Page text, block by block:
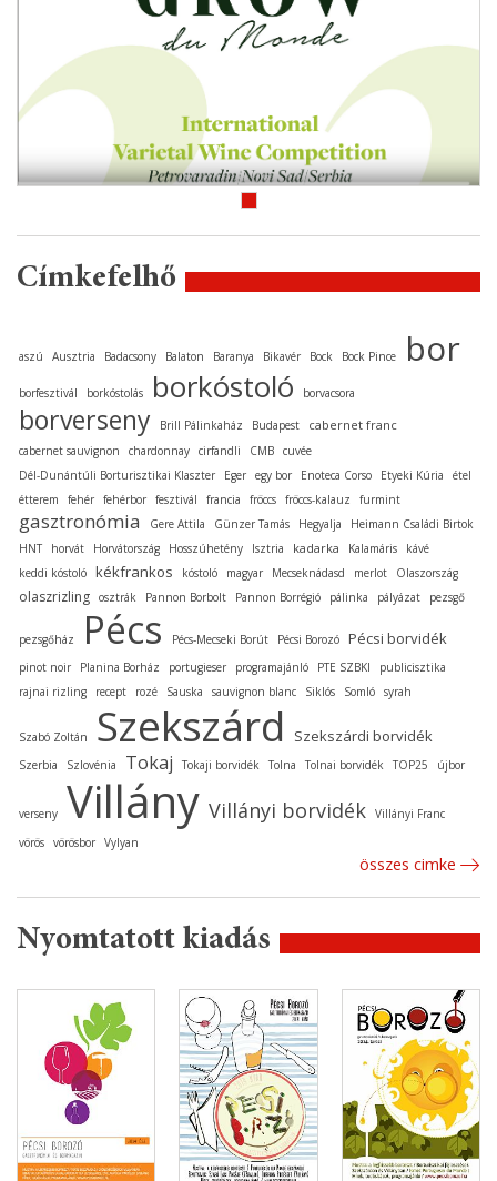
Címkefelhő
aszú Ausztria Badacsony Balaton Baranya Bikavér Bock Bock Pince bor
borfesztivál borkóstolás borkóstoló borvacsora
borverseny Brill Pálinkaház Budapest cabernet franc
cabernet sauvignon chardonnay cirfandli CMB cuvée
Dél-Dunántúli Borturisztikai Klaszter
Eger egy bor Enoteca Corso Etyeki Kúria
étel
étterem
fehér fehérbor fesztivál francia fröccs fröccs-kalauz furmint
gasztronómia Gere Attila Günzer Tamás Hegyalja
Heimann Családi Birtok
HNT
horvát Horvátország Hosszúhetény Isztria kadarka Kalamáris
kávé
keddi kóstoló kékfrankos kóstoló magyar Mecseknádasd merlot Olaszország
olaszrizling osztrák Pannon Borbolt Pannon Borrégió pálinka pályázat pezsgő
pezsgőház Pécs Pécs-Mecseki Borút Pécsi Borozó Pécsi borvidék
pinot noir Planina Borház portugieser programajánló PTE SZBKI
publicisztika
rajnai rizling
recept rozé Sauska sauvignon blanc Siklós Somló syrah
Szabó Zoltán Szekszárd Szekszárdi borvidék
Szerbia Szlovénia Tokaj Tokaji borvidék Tolna Tolnai borvidék TOP25 újbor
verseny Villány Villányi borvidék Villányi Franc
vörös vörösbor Vylyan
összes cimke
Nyomtatott kiadás